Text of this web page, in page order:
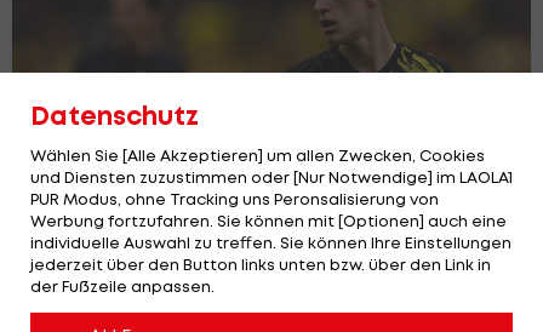
Diese Vereine können Schlotterbecks
Ausstiegsklausel ziehen
Deutsche Bundesliga
Datenschutz
Wählen Sie [Alle Akzeptieren] um allen Zwecken, Cookies
und Diensten zuzustimmen oder [Nur Notwendige] im LAOLA1
PUR Modus, ohne Tracking uns Peronsalisierung von
Werbung fortzufahren. Sie können mit [Optionen] auch eine
individuelle Auswahl zu treffen. Sie können Ihre Einstellungen
jederzeit über den Button links unten bzw. über den Link in
der Fußzeile anpassen.